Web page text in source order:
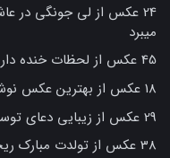
24 عکس از لی جونگی در
میبرد
45 عکس از لحظات خنده دار بی تی اس با جملات دلنشین
18 عکس از بهترین عکس نوشته های تبریک تولد به خواهرم
29 عکس از زیبایی دعای توسل در قاب تصویر
38 عکس از تولدت مبارک ریحانه جان به یادماندنی